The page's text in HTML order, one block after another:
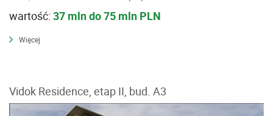
wartość: 37 mln do 75 mln PLN
Więcej
Vidok Residence, etap II, bud. A3